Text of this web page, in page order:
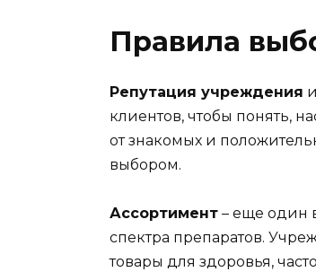
Правила
Репутация учреждения
клиентов, чтобы понять,
от знакомых и
выбором.
Ассортимент – еще один
спектра препаратов.
товары для здоровья,